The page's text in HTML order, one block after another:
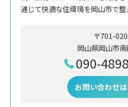
通じて快適な住環境を岡山市で整
〒701-
岡山県岡山市
090-
お問い合わせ